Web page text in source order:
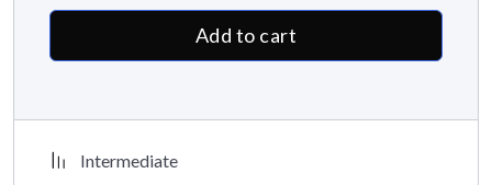
Add to cart
Intermediate